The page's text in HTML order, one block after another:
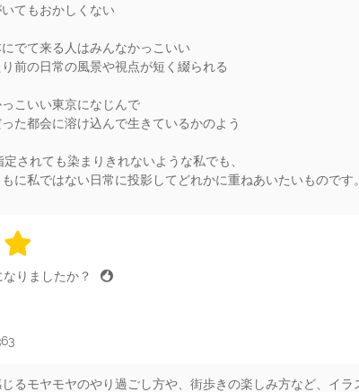
てもおかしくない
でて来る人はみんなかっこいい
前の日常の風景や視点が短く綴られる
こいい東京になじんで
た都会に溶け込んで生きているかのよう
されても染まりきれないような私でも、
に私ではない日常に投影してどれかに重ねあいたいものです。
5 stars
りましたか？
るモヤモヤのやり過ごし方や、街歩きの楽しみ方など、イ